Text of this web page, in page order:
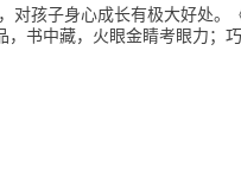
孩子身心成长有极大好处。
书中藏，火眼金睛考眼力；